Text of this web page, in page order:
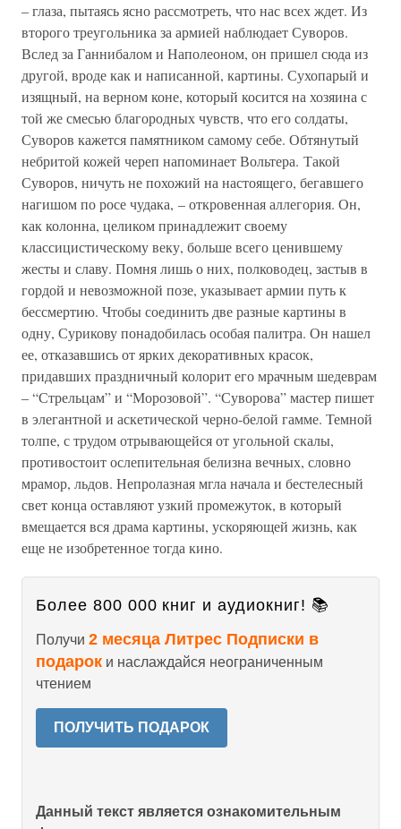
– глаза, пытаясь ясно рассмотреть, что нас всех ждет. Из
второго треугольника за армией наблюдает Суворов.
Вслед за Ганнибалом и Наполеоном, он пришел сюда из
другой, вроде как и написанной, картины. Сухопарый и
изящный, на верном коне, который косится на хозяина с
той же смесью благородных чувств, что его солдаты,
Суворов кажется памятником самому себе. Обтянутый
небритой кожей череп напоминает Вольтера. Такой
Суворов, ничуть не похожий на настоящего, бегавшего
нагишом по росе чудака, – откровенная аллегория. Он,
как колонна, целиком принадлежит своему
классицистическому веку, больше всего ценившему
жесты и славу. Помня лишь о них, полководец, застыв в
гордой и невозможной позе, указывает армии путь к
бессмертию. Чтобы соединить две разные картины в
одну, Сурикову понадобилась особая палитра. Он нашел
ее, отказавшись от ярких декоративных красок,
придавших праздничный колорит его мрачным шедеврам
– “Стрельцам” и “Морозовой”. “Суворова” мастер пишет
в элегантной и аскетической черно-белой гамме. Темной
толпе, с трудом отрывающейся от угольной скалы,
противостоит ослепительная белизна вечных, словно
мрамор, льдов. Непролазная мгла начала и бестелесный
свет конца оставляют узкий промежуток, в который
вмещается вся драма картины, ускоряющей жизнь, как
еще не изобретенное тогда кино.
Более 800 000 книг и аудиокниг! 📚
Получи 2 месяца Литрес Подписки в
подарок и наслаждайся неограниченным
чтением
ПОЛУЧИТЬ ПОДАРОК
Данный текст является ознакомительным